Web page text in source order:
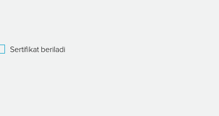
Sertifikat beriladi